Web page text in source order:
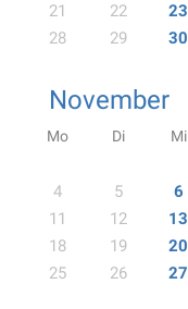
21
22 23
28
29 30
November
Mo Di Mi
4
5 6
11
12 13
18
19 20
25
26 27